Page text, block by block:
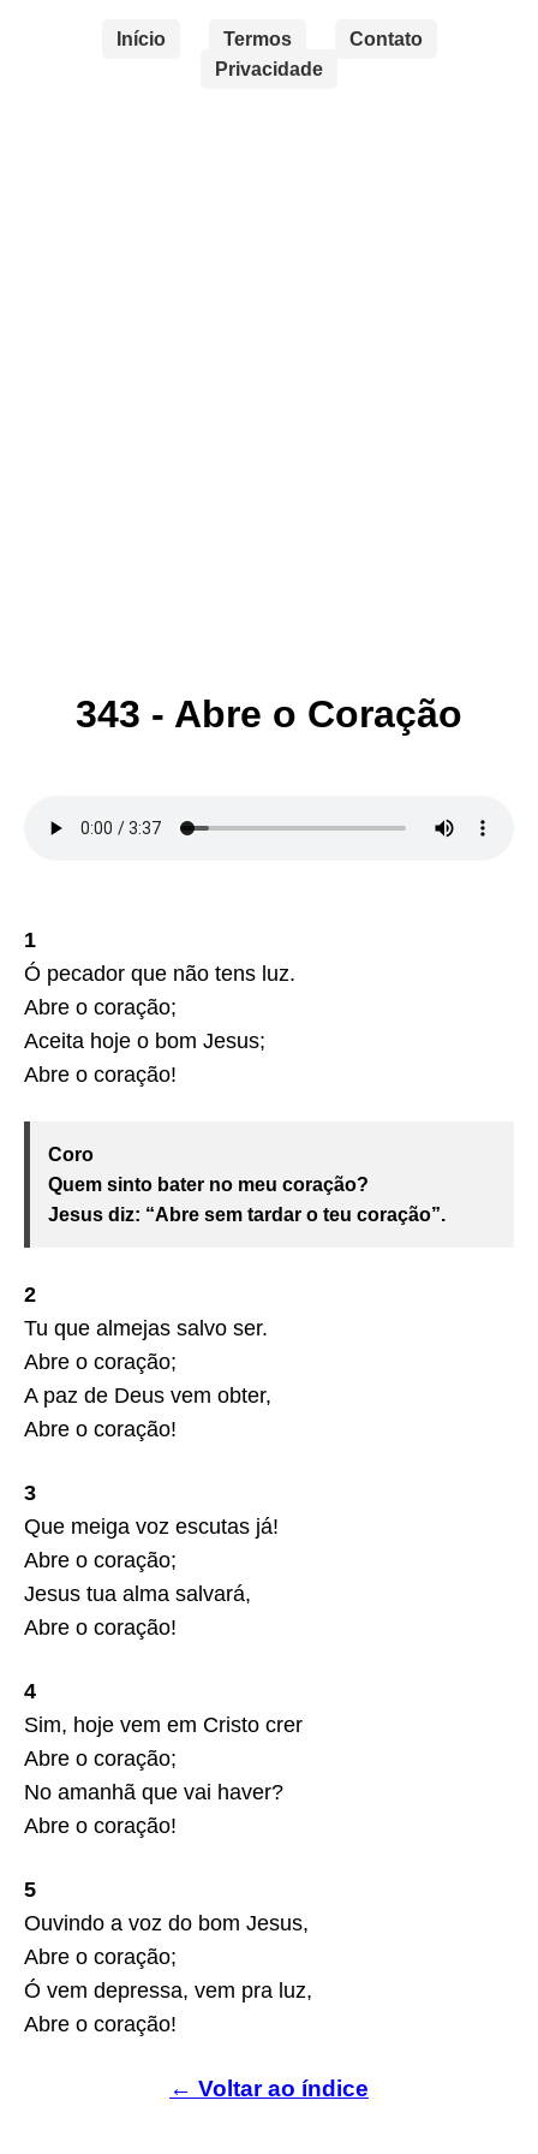
Início Termos
Contato
Privacidade
343 - Abre o Coração
1
Ó pecador que não tens luz.
Abre o coração;
Aceita hoje o bom Jesus;
Abre o coração!
Coro
Quem sinto bater no meu coração?
Jesus diz: “Abre sem tardar o teu coração”.
2
Tu que almejas salvo ser.
Abre o coração;
A paz de Deus vem obter,
Abre o coração!
3
Que meiga voz escutas já!
Abre o coração;
Jesus tua alma salvará,
Abre o coração!
4
Sim, hoje vem em Cristo crer
Abre o coração;
No amanhã que vai haver?
Abre o coração!
5
Ouvindo a voz do bom Jesus,
Abre o coração;
Ó vem depressa, vem pra luz,
Abre o coração!
← Voltar ao índice